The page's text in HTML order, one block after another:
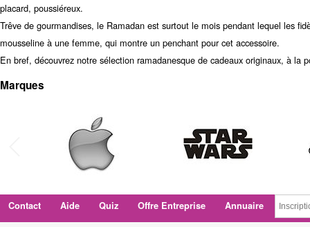
placard, poussiéreux.
Trêve de gourmandises, le Ramadan est surtout le mois pendant lequel les
mousseline à une femme, qui montre un penchant pour cet accessoire.
En bref, découvrez notre sélection ramadanesque de cadeaux originaux, à
Marques
Contact Aide Quiz Offre Entreprise Annuaire